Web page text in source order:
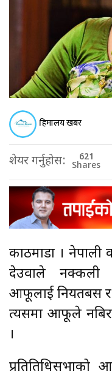
हिमालय खबर
शेयर गर्नुहोस: 621
Shares
काठमाडौँ ।
देउवाले नक्कली
आफूलाई नियतबस र
त्यसमा आफूले
।